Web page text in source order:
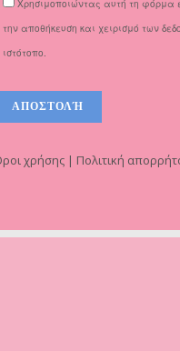
Χρησιμοποιώντας αυτή τη φόρμα
την αποθήκευση και χειρισμό των
ιστότοπο.
χρήσης | Πολιτική